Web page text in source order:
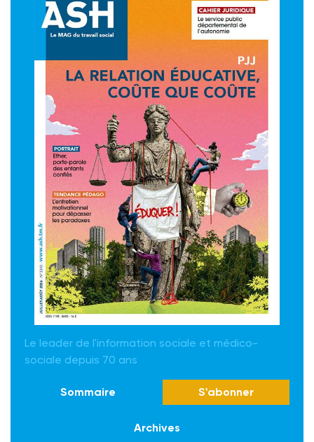
Le leader de l'information sociale et médico-
sociale depuis 70 ans
Sommaire S'abonner
Archives